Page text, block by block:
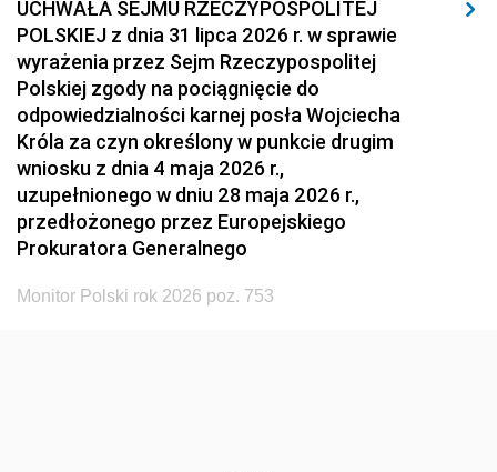
1939 1938 1937
1936 1930
UCHWAŁA SEJMU RZECZYPOSPOLITEJ
POLSKIEJ z dnia 31 lipca 2026 r. w sprawie
wyrażenia przez Sejm Rzeczypospolitej
Polskiej zgody na pociągnięcie do
odpowiedzialności karnej posła Wojciecha
Króla za czyn określony w punkcie drugim
wniosku z dnia 4 maja 2026 r.,
uzupełnionego w dniu 28 maja 2026 r.,
przedłożonego przez Europejskiego
Prokuratora Generalnego
Monitor Polski rok 2026 poz. 753